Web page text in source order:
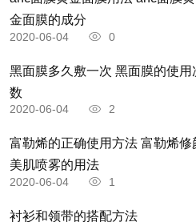
金面膜的成分
2020-06-04 0
黑面膜多久敷一次 黑面膜的使用次
数
2020-06-04 2
富勒烯的正确使用方法 富勒烯修颜
美肌喷雾的用法
2020-06-04 1
衬衫和领带的搭配方法